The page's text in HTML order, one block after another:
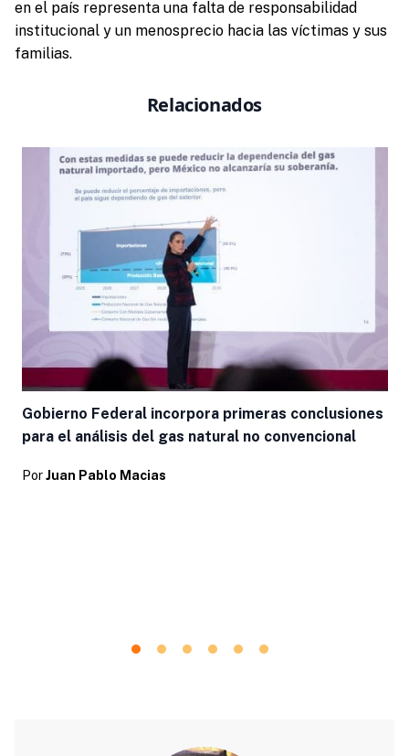
en el país representa una falta de responsabilidad
institucional y un menosprecio hacia las víctimas y sus
familias.
Relacionados
Gobierno Federal incorpora primeras conclusiones
para el análisis del gas natural no convencional
Por Juan Pablo Macias